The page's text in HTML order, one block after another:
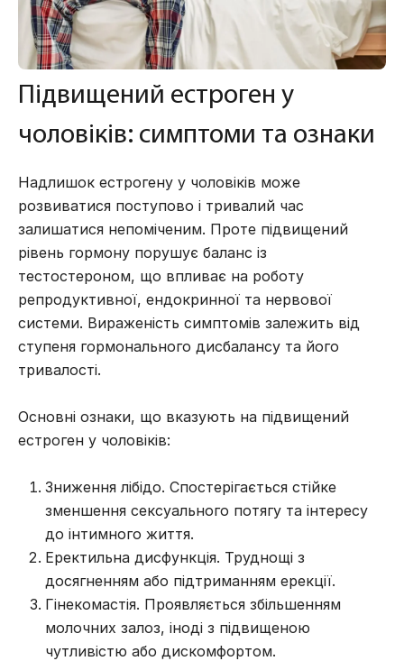
Підвищений естроген у
чоловіків: симптоми та ознаки
Надлишок естрогену у чоловіків може
розвиватися поступово і тривалий час
залишатися непоміченим. Проте підвищений
рівень гормону порушує баланс із
тестостероном, що впливає на роботу
репродуктивної, ендокринної та нервової
системи. Вираженість симптомів залежить від
ступеня гормонального дисбалансу та його
тривалості.
Основні ознаки, що вказують на підвищений
естроген у чоловіків:
Зниження лібідо. Спостерігається стійке
зменшення сексуального потягу та інтересу
до інтимного життя.
Еректильна дисфункція. Труднощі з
досягненням або підтриманням ерекції.
Гінекомастія. Проявляється збільшенням
молочних залоз, іноді з підвищеною
чутливістю або дискомфортом.